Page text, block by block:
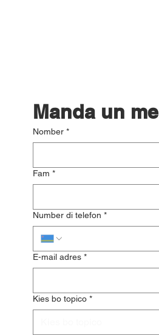
Manda un
Nomber *
Fam *
Number di telefon *
E-mail adres *
Kies bo topico *